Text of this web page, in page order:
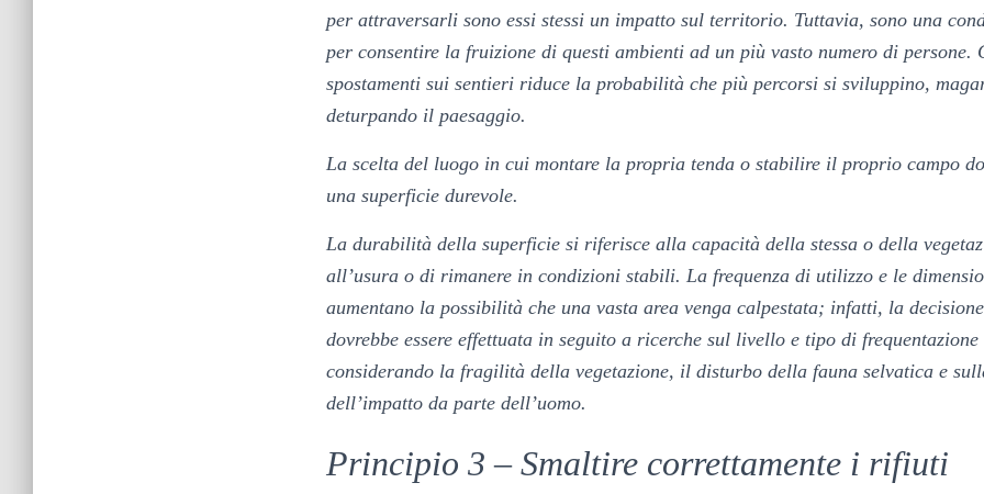
per attraversarli sono essi stessi un impatto sul territorio. Tuttavia, sono una
per consentire la fruizione di questi ambienti ad un più vasto numero di persone.
spostamenti sui sentieri riduce la probabilità che più percorsi si sviluppino,
deturpando il paesaggio.
La scelta del luogo in cui montare la propria tenda o stabilire il proprio campo
una superficie durevole.
La durabilità della superficie si riferisce alla capacità della stessa o della
all’usura o di rimanere in condizioni stabili. La frequenza di utilizzo e le
aumentano la possibilità che una vasta area venga calpestata; infatti, la
dovrebbe essere effettuata in seguito a ricerche sul livello e tipo di frequentazione
considerando la fragilità della vegetazione, il disturbo della fauna selvatica e
dell’impatto da parte dell’uomo.
Principio 3 – Smaltire correttamente i rifiuti